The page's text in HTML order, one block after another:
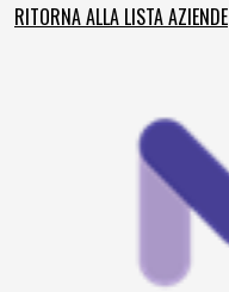
RITORNA ALLA LISTA AZIENDE